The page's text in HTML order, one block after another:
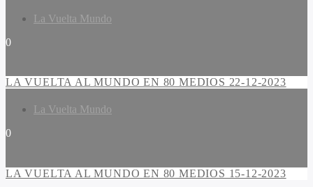
La Vuelta Mundo
0
LA VUELTA AL MUNDO EN 80 MEDIOS 22-12-2023
La Vuelta Mundo
0
LA VUELTA AL MUNDO EN 80 MEDIOS 15-12-2023